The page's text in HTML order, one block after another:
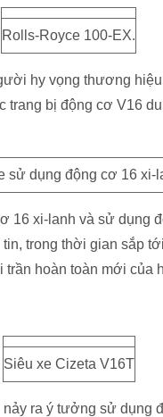
Rolls-Royce 100-EX.
hy vọng thương
trang bị động cơ V16
16 xi-lanh và sử dụng
trong thời gian sắp
hoàn toàn mới của
Siêu xe Cizeta V16T
ra ý tưởng sử dụng